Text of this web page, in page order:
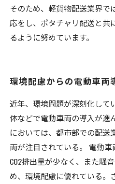
そのため、軽貨物配送業界で
応をし、ポタチャリ配送と共
るように努めています。
環境配慮からの電動車両
近年、環境問題が深刻化して
体などで電動車両の導入が進
においては、都市部での配送
両が注目されている。 電動
CO2排出量が少なく、また騒
め、環境配慮に優れている。